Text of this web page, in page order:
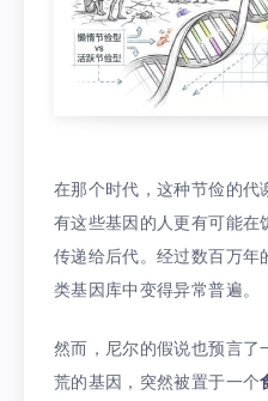
在那个时代，这种节俭的代
有这些基因的人更有可能在
传递给后代。经过数百万年
类基因库中变得异常普遍。
然而，尼尔的假说也预言了
荒的基因，突然被置于一个